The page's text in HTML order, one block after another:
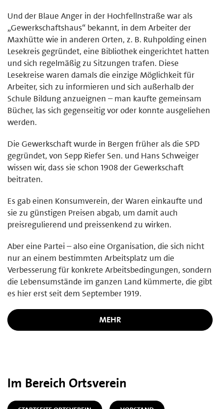
Und der Blaue Anger in der Hochfellnstraße war als
„Gewerkschaftshaus“ bekannt, in dem Arbeiter der
Maxhütte wie in anderen Orten, z. B. Ruhpolding einen
Lesekreis gegründet, eine Bibliothek eingerichtet hatten
und sich regelmäßig zu Sitzungen trafen. Diese
Lesekreise waren damals die einzige Möglichkeit für
Arbeiter, sich zu informieren und sich außerhalb der
Schule Bildung anzueignen – man kaufte gemeinsam
Bücher, las sich gegenseitig vor oder konnte ausgeliehen
werden.
Die Gewerkschaft wurde in Bergen früher als die SPD
gegründet, von Sepp Riefer Sen. und Hans Schweiger
wissen wir, dass sie schon 1908 der Gewerkschaft
beitraten.
Es gab einen Konsumverein, der Waren einkaufte und
sie zu günstigen Preisen abgab, um damit auch
preisregulierend und preissenkend zu wirken.
Aber eine Partei – also eine Organisation, die sich nicht
nur an einem bestimmten Arbeitsplatz um die
Verbesserung für konkrete Arbeitsbedingungen, sondern
die Lebensumstände im ganzen Land kümmerte, die gibt
es hier erst seit dem September 1919.
MEHR
Im Bereich Ortsverein